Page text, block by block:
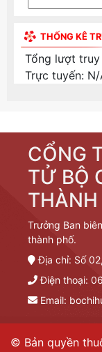
THỐNG KÊ
Tổng lượt truy
Trực tuyến: N/
CỔNG
TỬ BỘ
THÀNH
Trưởng Ban
thành phố.
Địa chỉ: Số
Điện thoại:
Email:
© Bản quyền